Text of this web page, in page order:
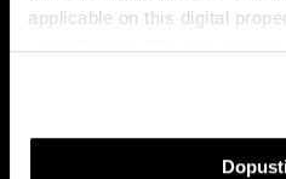
applicable on this digital
your choices. You can
If you allow, we would also